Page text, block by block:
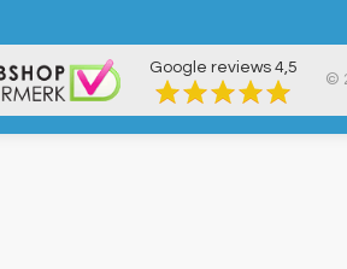
Google reviews 4,5
©